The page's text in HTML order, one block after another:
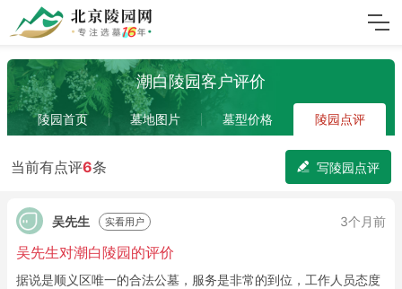
潮白陵园客户评价
陵园首页 墓地图片 墓型价格 陵园点评
当前有点评6条 写陵园点评
吴先生 实看用户 3个月前
吴先生对潮白陵园的评价
据说是顺义区唯一的合法公墓，服务是非常的到位，工作人员态度